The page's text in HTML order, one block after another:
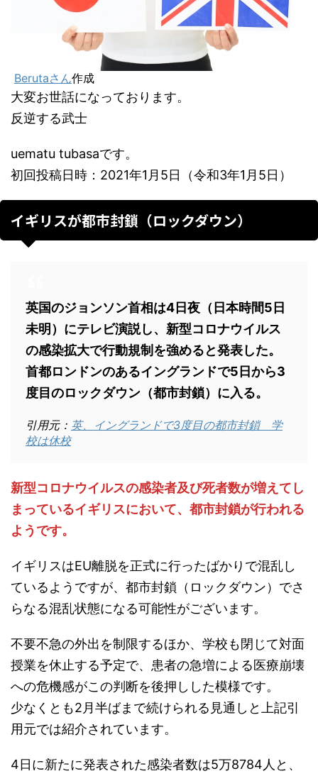
Berutaさん作成
大変お世話になっております。
反逆する武士
uematu tubasaです。
初回投稿日時：2021年1月5日（令和3年1月5日）
イギリスが都市封鎖（ロックダウン）
英国のジョンソン首相は4日夜（日本時間5日
未明）にテレビ演説し、新型コロナウイルス
の感染拡大で行動規制を強めると発表した。
首都ロンドンのあるイングランドで5日から3
度目のロックダウン（都市封鎖）に入る。
引用元： 英、イングランドで3度目の都市封鎖 学
校は休校
新型コロナウイルスの感染者及び死者数が増えてし
まっているイギリスにおいて、都市封鎖が行われる
ようです。
イギリスはEU離脱を正式に行ったばかりで混乱し
ているようですが、都市封鎖（ロックダウン）でさ
らなる混乱状態になる可能性がございます。
不要不急の外出を制限するほか、学校も閉じて対面
授業を休止する予定で、患者の急増による医療崩壊
への危機感がこの判断を後押しした模様です。
少なくとも2月半ばまで続けられる見通しと上記引
用元では紹介されています。
4日に新たに発表された感染者数は5万8784人と、